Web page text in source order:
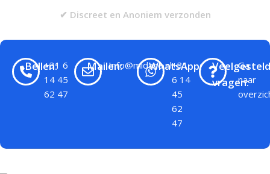
✔ Discreet en Anoniem verzonden
Bellen:
+31 6
14 45
62 47
Mailen:Info@midano.nlWhatsApp:
+31
6 14
45
62
47
vragen:
Ga
naar